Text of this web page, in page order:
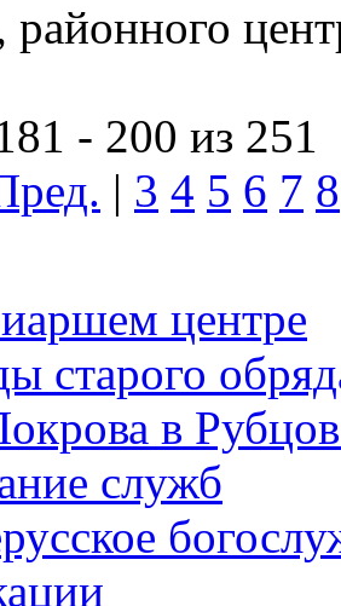
районного
- 200 из 251
| 3 4 5 6 7 8
центре
старого
в
служб